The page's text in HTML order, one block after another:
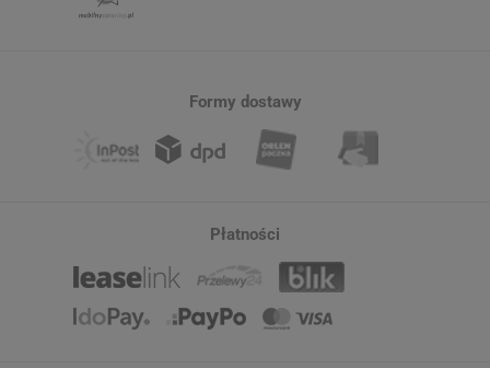
Formy dostawy
Płatności